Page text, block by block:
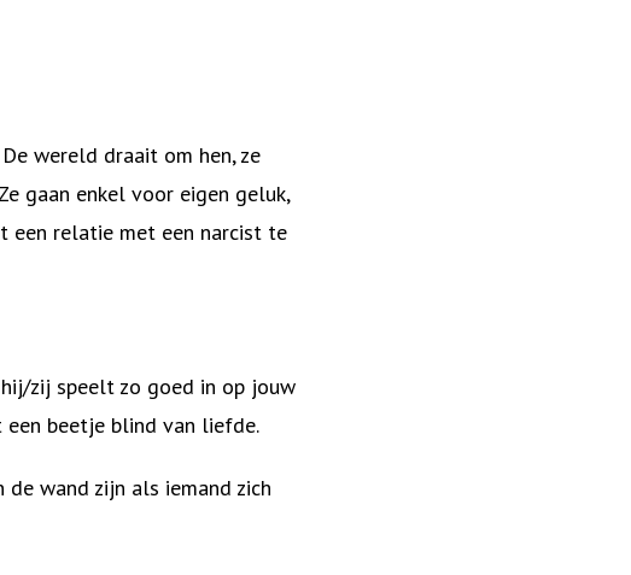
wereld draait om hen, ze
gaan enkel voor eigen geluk,
een relatie met een narcist te
zij speelt zo goed in op jouw
beetje blind van liefde.
wand zijn als iemand zich